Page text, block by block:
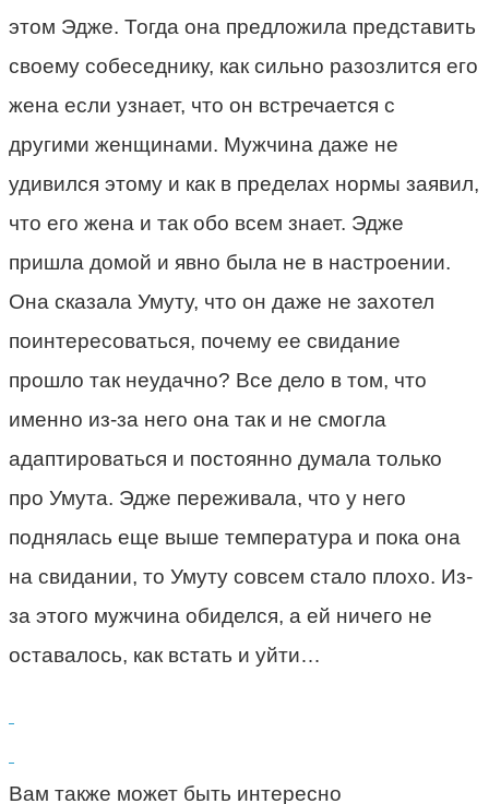
этом Эдже. Тогда она предложила представить
своему собеседнику, как сильно разозлится его
жена если узнает, что он встречается с
другими женщинами. Мужчина даже не
удивился этому и как в пределах нормы заявил,
что его жена и так обо всем знает. Эдже
пришла домой и явно была не в настроении.
Она сказала Умуту, что он даже не захотел
поинтересоваться, почему ее свидание
прошло так неудачно? Все дело в том, что
именно из-за него она так и не смогла
адаптироваться и постоянно думала только
про Умута. Эдже переживала, что у него
поднялась еще выше температура и пока она
на свидании, то Умуту совсем стало плохо. Из-
за этого мужчина обиделся, а ей ничего не
оставалось, как встать и уйти…
Вам также может быть интересно